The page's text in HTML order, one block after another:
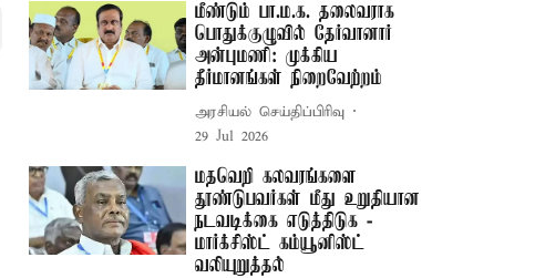
மீண்டும் பா.ம.க. தலைவராக
பொதுக்குழுவில் தேர்வானார்
அன்புமணி: முக்கிய
தீர்மானங்கள் நிறைவேற்றம்
அரசியல் செய்திப்பிரிவு
29 Jul 2026
மதவெறி கலவரங்களை
தூண்டுபவர்கள் மீது உறுதியான
நடவடிக்கை எடுத்திடுக -
மார்க்சிஸ்ட் கம்யூனிஸ்ட்
வலியுறுத்தல்